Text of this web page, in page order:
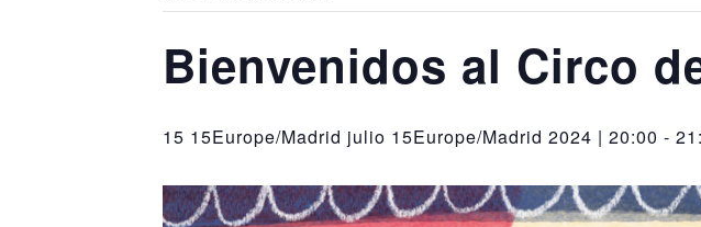
Bienvenidos al Circo
15 15Europe/Madrid julio 15Europe/Madrid 2024 | 20:00 -